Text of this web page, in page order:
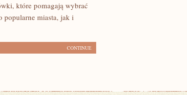
które pomagają wybrać
popularne miasta, jak i
CONTINUE